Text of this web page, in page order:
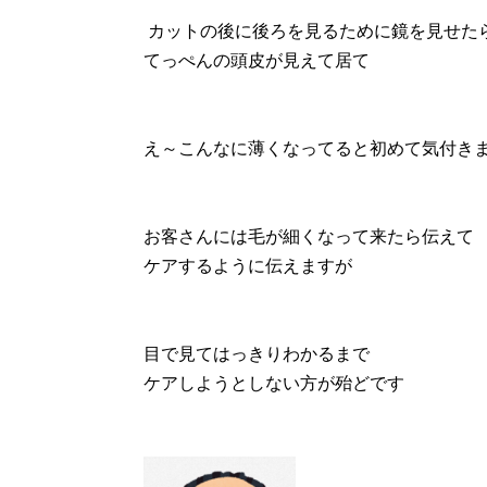
カットの後に後ろを見るために鏡を見せた
てっぺんの頭皮が見えて居て
え～こんなに薄くなってると初めて気付き
お客さんには毛が細くなって来たら伝えて
ケアするように伝えますが
目で見てはっきりわかるまで
ケアしようとしない方が殆どです